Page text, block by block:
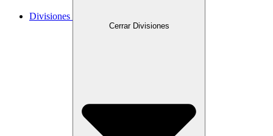
Divisiones
Cerrar Divisiones